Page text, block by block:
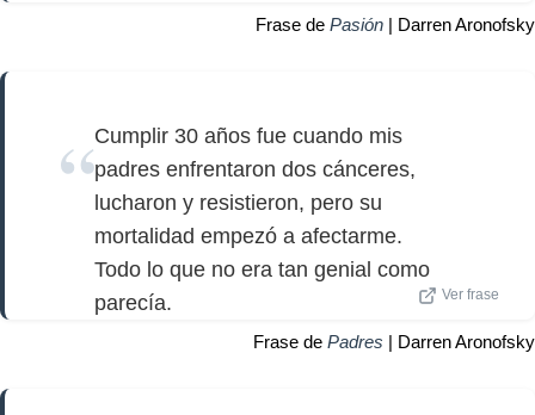
Frase de Pasión | Darren Aronofsky
Cumplir 30 años fue cuando mis
padres enfrentaron dos cánceres,
lucharon y resistieron, pero su
mortalidad empezó a afectarme.
Todo lo que no era tan genial como
parecía.
Ver frase
Frase de Padres | Darren Aronofsky